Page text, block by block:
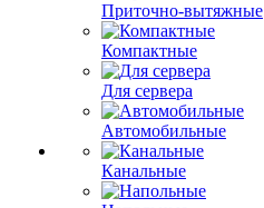
Приточно-вытяжные
Компактные
Для сервера
Автомобильные
Канальные